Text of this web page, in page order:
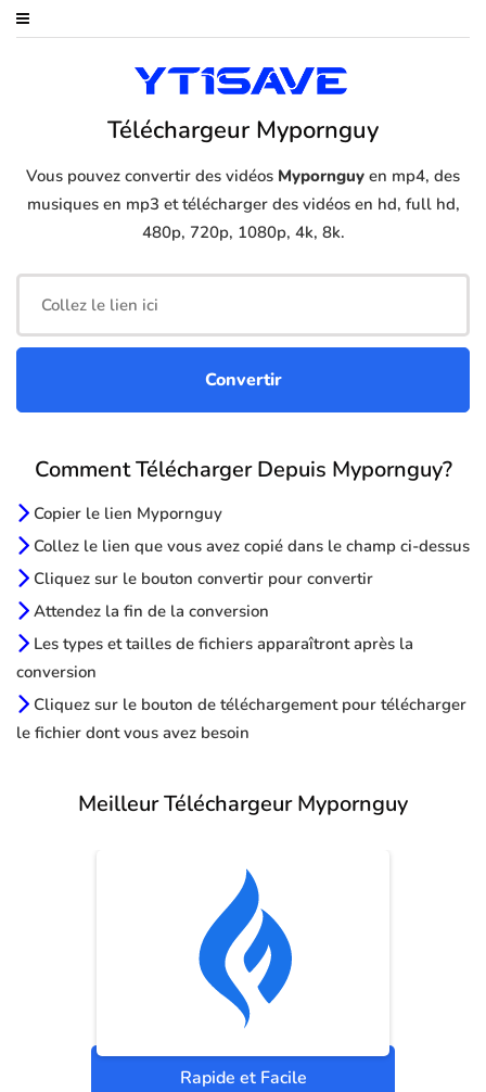
Téléchargeur Mypornguy
Vous pouvez convertir des vidéos Mypornguy en mp4, des
musiques en mp3 et télécharger des vidéos en hd, full hd,
480p, 720p, 1080p, 4k, 8k.
Comment Télécharger Depuis Mypornguy?
Copier le lien Mypornguy
Collez le lien que vous avez copié dans le champ ci-dessus
Cliquez sur le bouton convertir pour convertir
Attendez la fin de la conversion
Les types et tailles de fichiers apparaîtront après la
conversion
Cliquez sur le bouton de téléchargement pour télécharger
le fichier dont vous avez besoin
Meilleur Téléchargeur Mypornguy
Rapide et Facile